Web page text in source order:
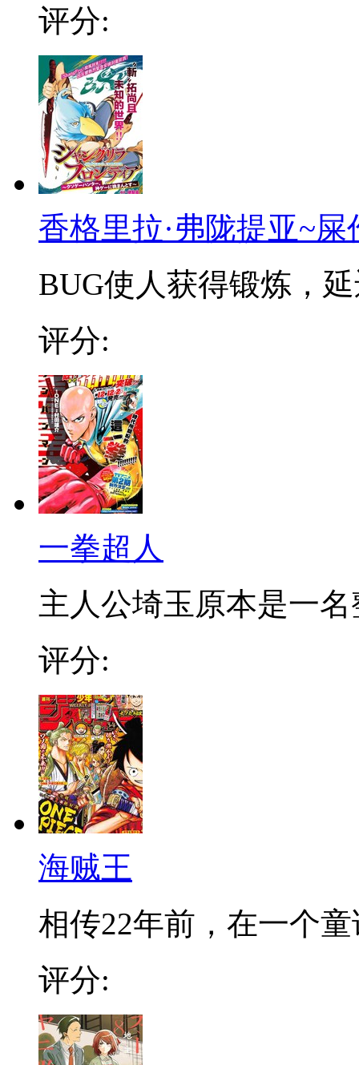
评分:
香格里拉·弗陇提亚~
BUG使人获得锻炼，
评分:
一拳超人
主人公埼玉原本是一名
评分:
海贼王
相传22年前，在一个
评分: